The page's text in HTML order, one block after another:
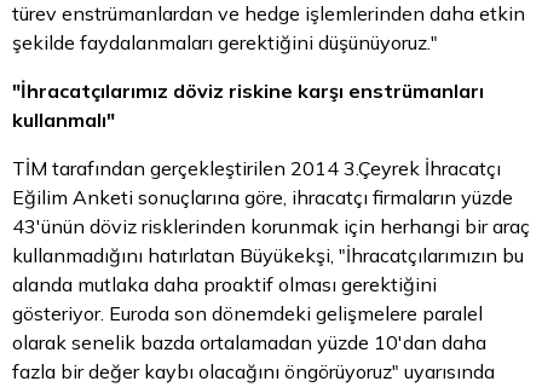
türev enstrümanlardan ve hedge işlemlerinden daha etkin
şekilde faydalanmaları gerektiğini düşünüyoruz."
"İhracatçılarımız döviz riskine karşı enstrümanları
kullanmalı"
TİM tarafından gerçekleştirilen 2014 3.Çeyrek İhracatçı
Eğilim Anketi sonuçlarına göre, ihracatçı firmaların yüzde
43'ünün döviz risklerinden korunmak için herhangi bir araç
kullanmadığını hatırlatan Büyükekşi, "İhracatçılarımızın bu
alanda mutlaka daha proaktif olması gerektiğini
gösteriyor. Euroda son dönemdeki gelişmelere paralel
olarak senelik bazda ortalamadan yüzde 10'dan daha
fazla bir değer kaybı olacağını öngörüyoruz" uyarısında